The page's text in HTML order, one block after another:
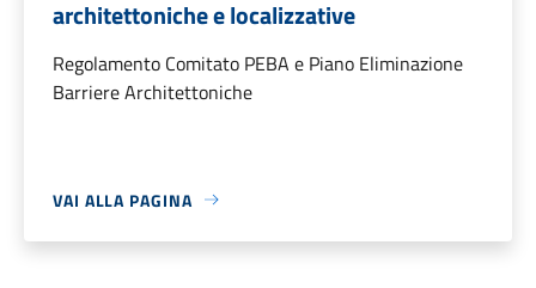
architettoniche e localizzative
Regolamento Comitato PEBA e Piano Eliminazione
Barriere Architettoniche
VAI ALLA PAGINA